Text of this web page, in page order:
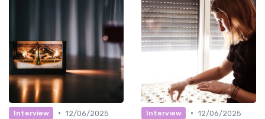
Interview • 12/06/2025
Interview • 12/06/2025